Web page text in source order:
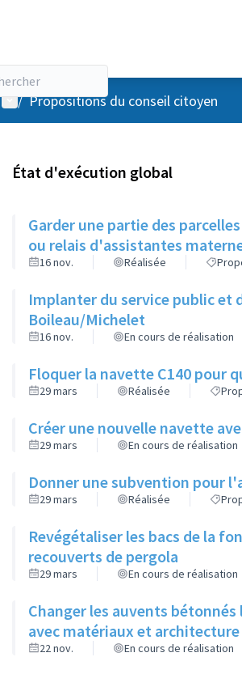
Menu utilisateur
/ Propositions du conseil citoyen
État d'exécution global
Garder une partie des
ou relais d'assistantes
16 nov. Réalisée
Implanter du service public et
Boileau/Michelet
16 nov. En cours de réalisation
Floquer la navette C140 pour
29 mars Réalisée
Créer une nouvelle navette
29 mars En cours de réalisation
Donner une subvention pour
29 mars Réalisée
Revégétaliser les bacs de la
recouverts de pergola
29 mars En cours de réalisation
Changer les auvents
avec matériaux et
22 nov. En cours de réalisation